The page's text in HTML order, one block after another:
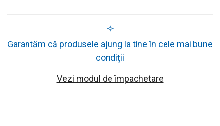
Garantăm că produsele ajung la tine în cele mai bune
condiții
Vezi modul de împachetare